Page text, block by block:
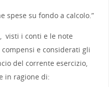
spese su fondo a calcolo.”
visti i conti e le note
e considerati gli
del corrente esercizio,
in ragione di: